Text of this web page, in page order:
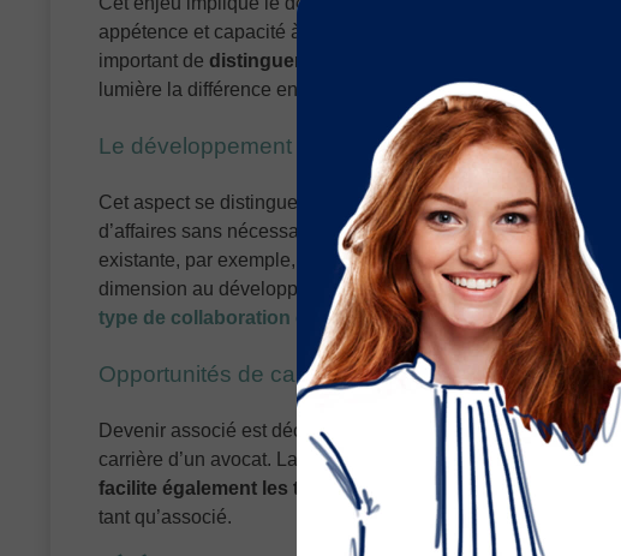
appétence et capacité à développer de nouveaux marchés et
important de distinguer l’envie de développer et la
lumière la différence entre appétence et compétence.
Le développement du chiffre d’affaires
Cet aspect se distingue du développement commercial par
d’affaires sans nécessairement élargir la clientèle. Cela
existante, par exemple, par le biais de la sous-traitanceet
dimension au développement des affaires.La plateforme
type de collaboration entre confrères.
Opportunités de carrière
Devenir associé est décrit comme une étape qui ouvre la
carrière d’un avocat. La première association n’est pas
facilite également les transitions futures . Cette phase
tant qu’associé.